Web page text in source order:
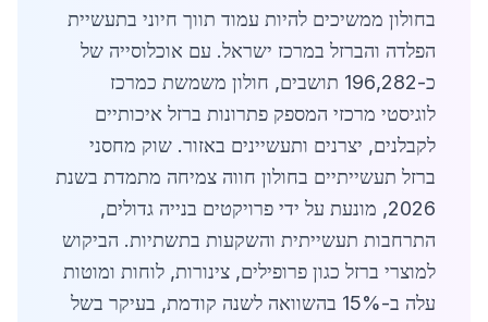
בחולון ממשיכים להיות עמוד תווך חיוני בתעשיית
הפלדה והברזל במרכז ישראל. עם אוכלוסייה של
כ-196,282 תושבים, חולון משמשת כמרכז
לוגיסטי מרכזי המספק פתרונות ברזל איכותיים
לקבלנים, יצרנים ותעשיינים באזור. שוק מחסני
ברזל תעשייתיים בחולון חווה צמיחה מתמדת בשנת
2026, מונעת על ידי פרויקטים בנייה גדולים,
התרחבות תעשייתית והשקעות בתשתיות. הביקוש
למוצרי ברזל כגון פרופילים, צינורות, לוחות ומוטות
עלה ב-15% בהשוואה לשנה קודמת, בעיקר בשל